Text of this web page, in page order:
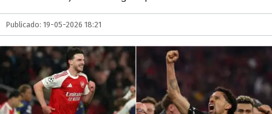
Publicado: 19-05-2026 18:21